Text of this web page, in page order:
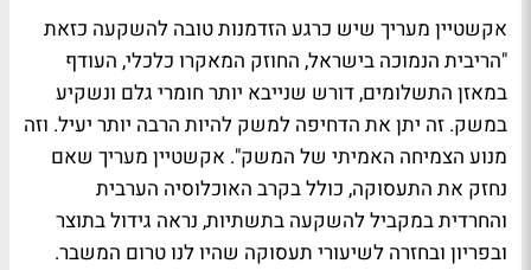
אקשטיין מעריך שיש כרגע הזדמנות טובה להשקעה כזאת
"הריבית הנמוכה בישראל, החוזק המאקרו כלכלי, העודף
במאזן התשלומים, דורש שנייבא יותר חומרי גלם ונשקיע
במשק. זה יתן את הדחיפה למשק להיות הרבה יותר יעיל. וזה
מנוע הצמיחה האמיתי של המשק". אקשטיין מעריך שאם
נחזק את התעסוקה, כולל בקרב האוכלוסיה הערבית
והחרדית במקביל להשקעה בתשתיות, נראה גידול בתוצר
ובפריון ובחזרה לשיעורי תעסוקה שהיו לנו טרום המשבר.